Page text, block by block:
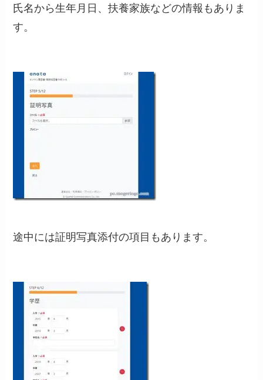
氏名から生年月日、扶養家族などの情報もありま
す。
途中には証明写真添付の項目もあります。